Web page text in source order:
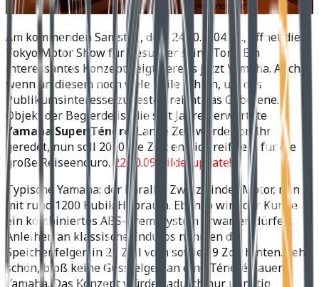
Am kommenden Samstag, dem 24.10. – 04.11., öffnet die
Tokyo Motor Show für Besucher seine Tore. Ein
interessantes Konzept zeigt bereits jetzt Yamaha. Auch
wenn an diesem noch viele Teile fehlen, um das
Publikumsinteresse zu testen reicht das Gebotene.
Objekt der Begierde ist die seit Jahren erwartete
Yamaha Super Ténéré. Lange Zeit wurde von Ihr
geredet, nun soll 2010 die Zeit endlich reif sein für die
große Reiseenduro. 22.10.09 Bilderupdate!
Typische Yamaha: der Parallel Zweizylinder Motor, nun
mit rund 1200 Kubik Hubraum. Ebenso wird der Kunde
ein kombiniertes ABS-Bremssystem erwarten dürfen.
Anleihen an klassische Enduros nehmen die
Speichenfelgen in 21 Zoll vorn sowie 19 Zoll hinten. Sehr
schön, bloß keine Gussfelgen an eine Ténéré bauen
Yamaha. Das Konzept würde dadurch nur unnötig